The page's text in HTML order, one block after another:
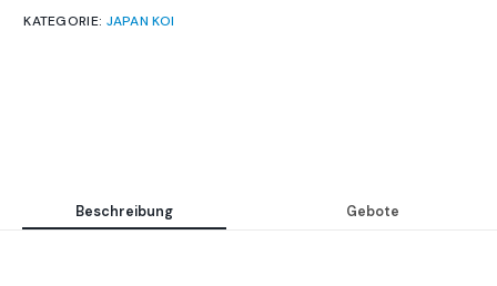
KATEGORIE: JAPAN KOI
Beschreibung Gebote